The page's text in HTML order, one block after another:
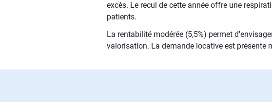
excès. Le recul de cette année offre une
patients.
La rentabilité modérée (5,5%) permet
valorisation. La demande locative est présente